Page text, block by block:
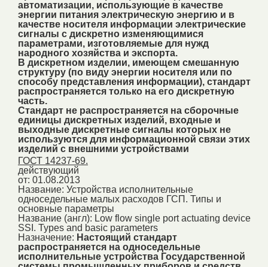
автоматизации, использующие в качестве
энергии питания электрическую энергию и в
качестве носителя информации электрические
сигналы с дискретно изменяющимися
параметрами, изготовляемые для нужд
народного хозяйства и экспорта.
В дискретном изделии, имеющем смешанную
структуру (по виду энергии носителя или по
способу представления информации), стандарт
распространяется только на его дискретную
часть.
Стандарт не распространяется на сборочные
единицы дискретных изделий, входные и
выходные дискретные сигналы которых не
используются для информационной связи этих
изделий с внешними устройствами
ГОСТ 14237-69.
действующий
от: 01.08.2013
Название: Устройства исполнительные
односедельные малых расходов ГСП. Типы и
основные параметры
Название (англ): Low flow single port actuating device
SSI. Types and basic parameters
Назначение: Настоящий стандарт
распространяется на односедельные
исполнительные устройства Государственной